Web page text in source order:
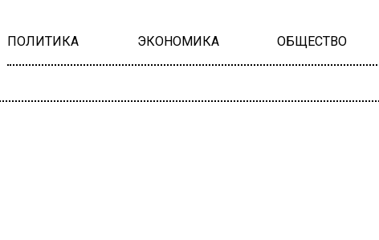
ПОЛИТИКА ЭКОНОМИКА ОБЩЕСТВО